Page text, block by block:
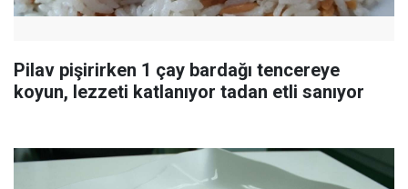
Pilav pişirirken 1 çay bardağı tencereye
koyun, lezzeti katlanıyor tadan etli sanıyor